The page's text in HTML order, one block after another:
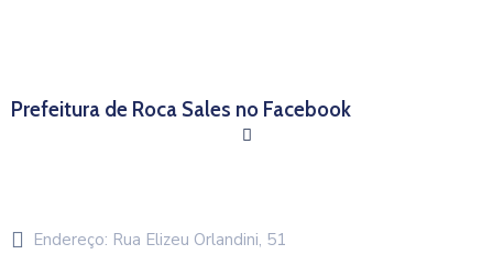
Prefeitura de Roca Sales no Facebook
Endereço: Rua Elizeu Orlandini, 51